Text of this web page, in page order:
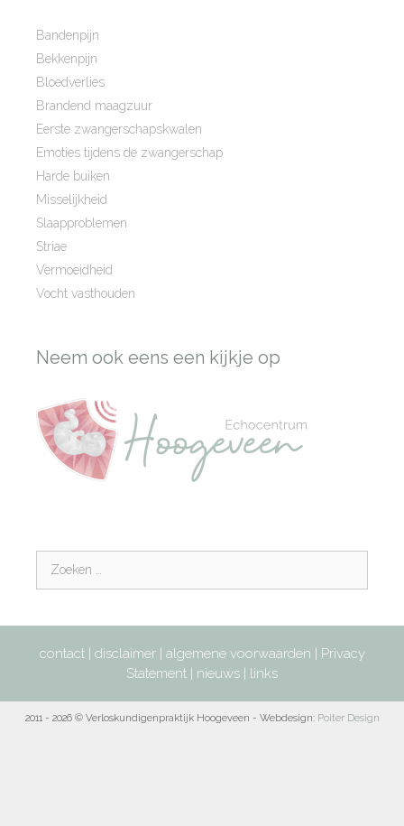
Bandenpijn
Bekkenpijn
Bloedverlies
Brandend maagzuur
Eerste zwangerschapskwalen
Emoties tijdens de zwangerschap
Harde buiken
Misselijkheid
Slaapproblemen
Striae
Vermoeidheid
Vocht vasthouden
Neem ook eens een kijkje op
contact| disclaimer| algemene voorwaarden | Privacy
Statement | nieuws | links
2011 - 2026 © Verloskundigenpraktijk Hoogeveen - Webdesign: Poiter Design